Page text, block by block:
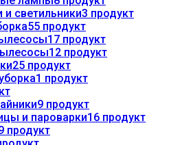
светильники3 продукт
55 продукт
17 продукт
12 продукт
25 продукт
1 продукт
9 продукт
и пароварки16 продукт
продукт